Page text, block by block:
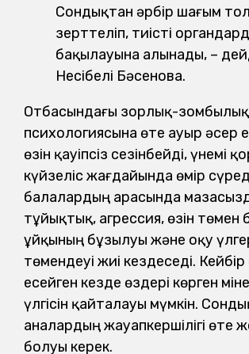
Сондықтан әрбір шағым
зерттеліп, тиісті
бақылауына алынады, –
Несібелі Бәсенова.
Отбасындағы зорлық-
психологиясына өте ауыр әсер
өзін қауіпсіз сезінбейді, үнемі
күйзеліс жағдайында өмір
балалардың арасында
тұйықтық, агрессия, өзін төмен
ұйқының бұзылуы және оқу
төмендеуі жиі кездеседі.
есейген кезде өздері көрген
үлгісін қайталауы мүмкін.
аналардың жауапкершілігі өте
болуы керек.